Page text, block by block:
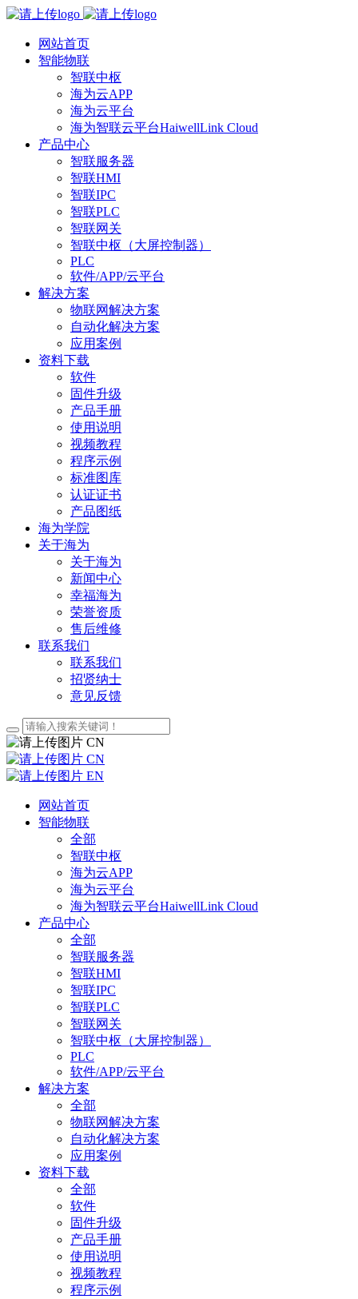
网站首页
智能物联
智联中枢
海为云APP
海为云平台
海为智联云平台HaiwellLink Cloud
产品中心
智联服务器
智联HMI
智联IPC
智联PLC
智联网关
智联中枢（大屏控制器）
PLC
软件/APP/云平台
解决方案
物联网解决方案
自动化解决方案
应用案例
资料下载
软件
固件升级
产品手册
使用说明
视频教程
程序示例
标准图库
认证证书
产品图纸
海为学院
关于海为
关于海为
新闻中心
幸福海为
荣誉资质
售后维修
联系我们
联系我们
招贤纳士
意见反馈
CN
CN
EN
网站首页
智能物联
全部
智联中枢
海为云APP
海为云平台
海为智联云平台HaiwellLink Cloud
产品中心
全部
智联服务器
智联HMI
智联IPC
智联PLC
智联网关
智联中枢（大屏控制器）
PLC
软件/APP/云平台
解决方案
全部
物联网解决方案
自动化解决方案
应用案例
资料下载
全部
软件
固件升级
产品手册
使用说明
视频教程
程序示例